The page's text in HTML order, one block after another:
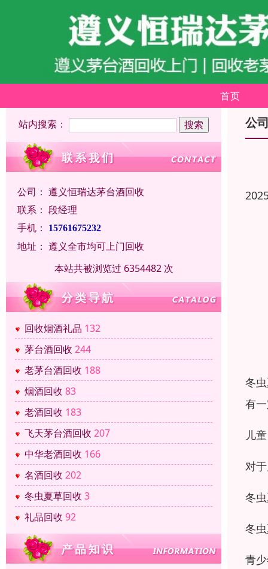
首页
站内搜索：
公司： 遵义恒瑞达茅台酒回收
联系： 段经理
手机：
15761675232
地址： 遵义全市均可上门回收
本站共被浏览过 6354482 次
回收烟酒礼品 132
茅台酒回收 244
老茅台酒回收 188
烟酒回收 83
老酒回收 183
飞天茅台酒回收 207
中华老酒回收 166
名酒回收 202
冬虫夏草回收 3
礼品回收 92
公
冬
有
儿
对
冬
冬
青